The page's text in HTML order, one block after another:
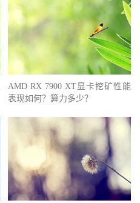
AMD RX 7900 XT显卡挖矿性能
表现如何？算力多少？